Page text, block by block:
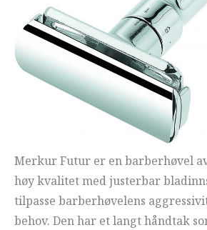
Merkur Futur er en barberhøvel
høy kvalitet med justerbar
tilpasse barberhøvelens
behov. Den har et langt håndtak